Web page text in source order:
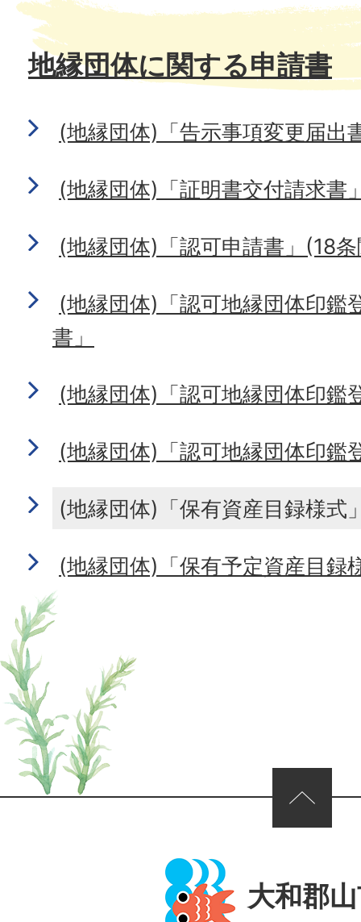
地縁団体に関する申請書
(地縁団体)「告示事項変更届出
(地縁団体)「証明書交付請求書
(地縁団体)「認可申請書」(18
(地縁団体)「認可地縁団体印鑑
書」
(地縁団体)「認可地縁団体印鑑
(地縁団体)「認可地縁団体印鑑
(地縁団体)「保有資産目録様式
(地縁団体)「保有予定資産目録
ページの先頭へ
大和郡